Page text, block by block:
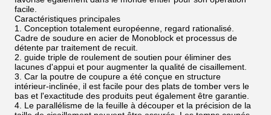
facile.
Caractéristiques principales
1. Conception totalement européenne, regard rationalisé.
Cadre de soudure en acier de Monoblock et processus de
détente par traitement de recuit.
2. guide triple de roulement de soutien pour éliminer des
lacunes d'appui et pour augmenter la qualité de cisaillement.
3. Car la poutre de coupure a été conçue en structure
intérieur-inclinée, il est facile pour des plats de tomber vers le
bas et l'exactitude des produits peut également être garantie.
4. Le parallélisme de la feuille à découper et la précision de la